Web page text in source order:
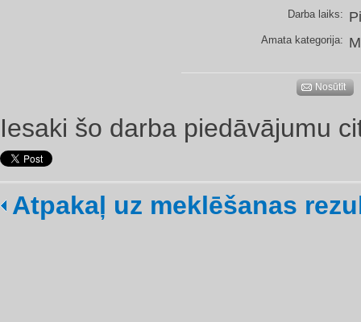
Darba laiks:
Amata kategorija:
Nosūtīt
Iesaki šo darba piedāvājumu
Atpakaļ uz meklēšanas